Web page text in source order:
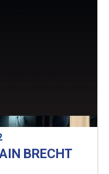
BRECHT